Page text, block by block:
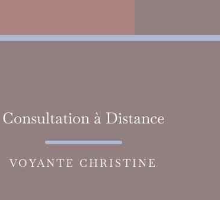
Consultation à Distance
VOYANTE CHRISTINE